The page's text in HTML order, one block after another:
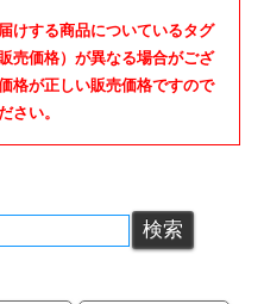
けする商品についているタグ
売価格）が異なる場合がござ
格が正しい販売価格ですので
さい。